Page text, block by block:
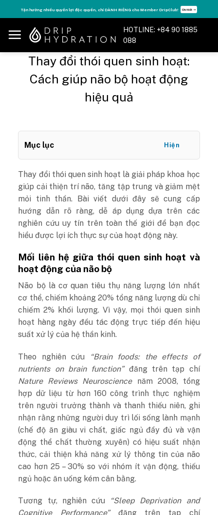
to
content
Tận hưởng nhiều quyền lợi độc quyền, chỉ DÀNH RIÊNG cho Member DripClub! Chi tiết ➝
HOTLINE: +84 90 1885
088
Thay đổi thói quen sinh hoạt:
Cách giúp não bộ hoạt động
hiệu quả
Mục lục Hiện
Thay đổi thói quen sinh hoạt là giải pháp khoa học
giúp cải thiện trí não, tăng tập trung và giảm mệt
mỏi tinh thần. Bài viết dưới đây sẽ cung cấp
hướng dẫn rõ ràng, dễ áp dụng dựa trên các
nghiên cứu uy tín trên toàn thế giới để bạn đọc
hiểu được lợi ích thực sự của hoạt động này.
Mối liên hệ giữa thói quen sinh hoạt và
hoạt động của não bộ
Não bộ là cơ quan tiêu thụ năng lượng lớn nhất
cơ thể, chiếm khoảng 20% tổng năng lượng dù chỉ
chiếm 2% khối lượng. Vì vậy, mọi thói quen sinh
hoạt hàng ngày đều tác động trực tiếp đến hiệu
suất xử lý của hệ thần kinh.
Theo nghiên cứu
“Brain foods: the effects of
nutrients on brain function”đăng trên tạp chí
Nature Reviews Neurosciencenăm 2008, tổng
hợp dữ liệu từ hơn 160 công trình thực nghiệm
trên người trưởng thành và thanh thiếu niên, ghi
nhận rằng những người duy trì lối sống lành mạnh
(chế độ ăn giàu vi chất, giấc ngủ đầy đủ và vận
động thể chất thường xuyên) có hiệu suất nhận
thức, cải thiện khả năng xử lý thông tin của não
cao hơn 25 – 30% so với nhóm ít vận động, thiếu
ngủ hoặc ăn uống kém cân bằng.
Tương tự, nghiên cứu
“Sleep Deprivation and
Cognitive Performance”đăng trên tạp chí